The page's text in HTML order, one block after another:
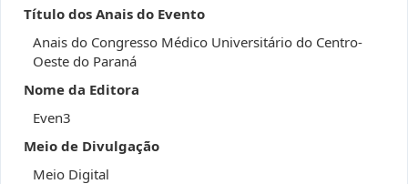
Título dos Anais do Evento
Anais do Congresso Médico Universitário do Centro-
Oeste do Paraná
Nome da Editora
Even3
Meio de Divulgação
Meio Digital